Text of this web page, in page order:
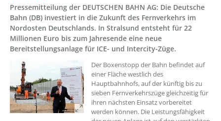
Pressemitteilung der DEUTSCHEN BAHN AG: Die Deutsche
Bahn (DB) investiert in die Zukunft des Fernverkehrs im
Nordosten Deutschlands. In Stralsund entsteht für 22
Millionen Euro bis zum Jahresende eine neue
Bereitstellungsanlage für ICE- und Intercity-Züge.
Der Boxenstopp der Bahn befindet auf
einer Fläche westlich des
Hauptbahnhofs, auf der künftig bis zu
sieben Fernverkehrszüge gleichzeitig für
ihren nächsten Einsatz vorbereitet
werden können. Die Leistungsfähigkeit